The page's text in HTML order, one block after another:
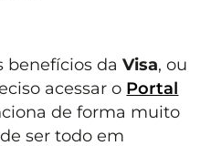
benefícios daVisa, ou
acessar o Portal
de forma muito
ser todo em